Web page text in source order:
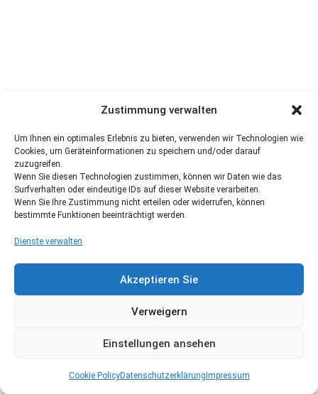
Zustimmung verwalten
Um Ihnen ein optimales Erlebnis zu bieten, verwenden wir Technologien wie
Cookies, um Geräteinformationen zu speichern und/oder darauf
zuzugreifen.
Wenn Sie diesen Technologien zustimmen, können wir Daten wie das
Surfverhalten oder eindeutige IDs auf dieser Website verarbeiten.
Wenn Sie Ihre Zustimmung nicht erteilen oder widerrufen, können
bestimmte Funktionen beeinträchtigt werden.
Dienste verwalten
Akzeptieren Sie
Verweigern
Einstellungen ansehen
Cookie PolicyDatenschutzerklärung Impressum